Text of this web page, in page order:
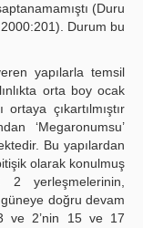
(Duru
Durum bu
yapılarla temsil
orta boy ocak
çıkartılmıştır
‘Megaronumsu’
Bu yapılardan
olarak konulmuş
yerleşmelerinin,
doğru devam
ve 2’nin 15 ve 17